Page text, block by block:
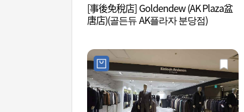
[事後免稅店] Goldendew (AK Plaza盆
唐店)(골든듀 AK플라자 분당점)